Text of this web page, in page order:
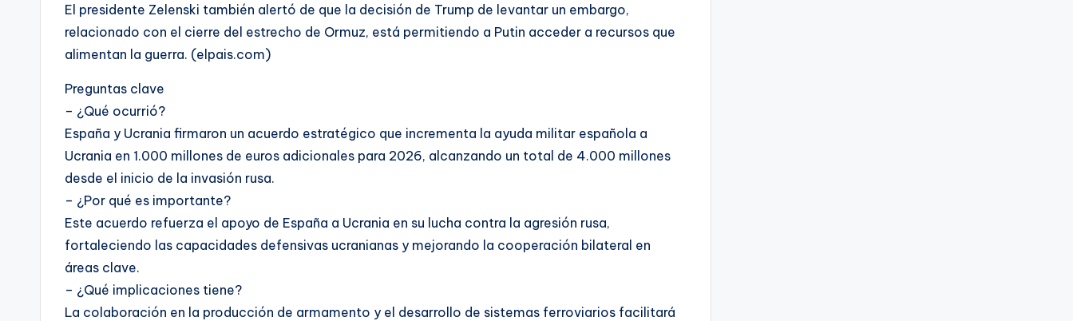
El presidente Zelenski también alertó de que la decisión de Trump de levantar un embargo,
relacionado con el cierre del estrecho de Ormuz, está permitiendo a Putin acceder a recursos que
alimentan la guerra. (elpais.com)
Preguntas clave
– ¿Qué ocurrió?
España y Ucrania firmaron un acuerdo estratégico que incrementa la ayuda militar española a
Ucrania en 1.000 millones de euros adicionales para 2026, alcanzando un total de 4.000 millones
desde el inicio de la invasión rusa.
– ¿Por qué es importante?
Este acuerdo refuerza el apoyo de España a Ucrania en su lucha contra la agresión rusa,
fortaleciendo las capacidades defensivas ucranianas y mejorando la cooperación bilateral en
áreas clave.
– ¿Qué implicaciones tiene?
La colaboración en la producción de armamento y el desarrollo de sistemas ferroviarios facilitará